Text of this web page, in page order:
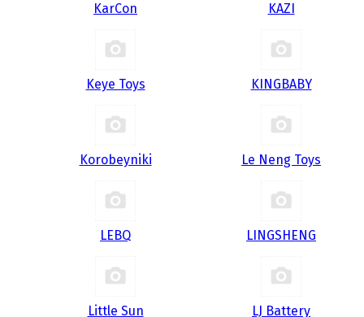
KarCon KAZI
Keye Toys KINGBABY
Korobeyniki Le Neng Toys
LEBQ LINGSHENG
Little Sun LJ Battery